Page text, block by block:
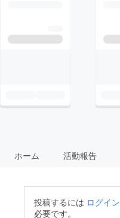
ホーム 活動報告
投稿するには ログイン
必要です。